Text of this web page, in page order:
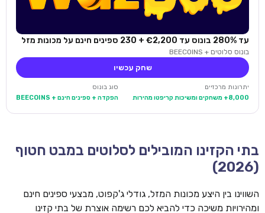
עד 280% בונוס עד €2,200 + 230 ספינים חינם על מכונות מזל
בונוס סלוטים + BEECOINS
שחק עכשיו
יתרונות מרכזיים
8,000+ משחקים ומשיכות קריפטו מהירות
סוג בונוס
הפקדה + ספינים חינם + BEECOINS
בתי הקזינו המובילים לסלוטים במבט חטוף
(2026)
השווינו בין היצע מכונות המזל, גודלי ג'קפוט, מבצעי ספינים חינם
ומהירויות משיכה כדי להביא לכם רשימה אוצרת של בתי קזינו